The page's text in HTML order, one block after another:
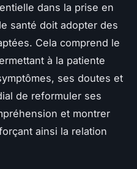
dans la prise en
santé doit adopter des
Cela comprend le
à la patiente
ses doutes et
de reformuler ses
et montrer
ainsi la relation